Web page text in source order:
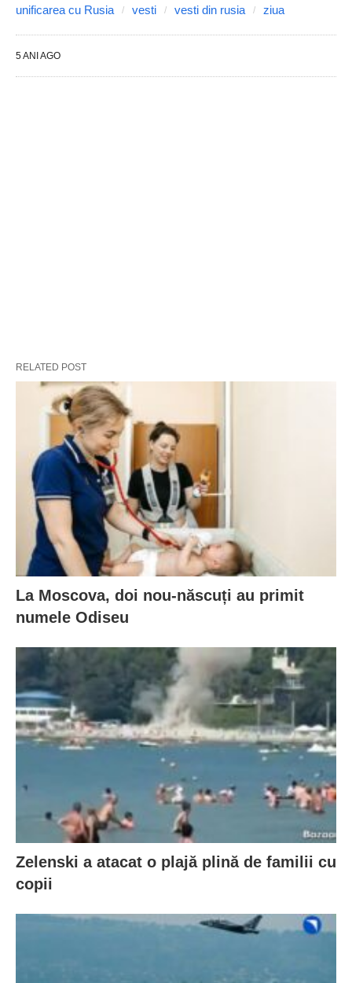
unificarea cu Rusia
vesti vesti din rusia ziua
5 ANI AGO
RELATED POST
La Moscova, doi nou-născuți au primit
numele Odiseu
Zelenski a atacat o plajă plină de familii cu
copii